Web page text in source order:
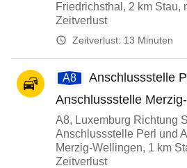
Friedrichsthal, 2 km Stau,
Zeitverlust
Zeitverlust: 13 Minuten
A8
Anschlussstelle
Anschlussstelle
A8, Luxemburg Richtung
Anschlussstelle Perl und
Merzig-Wellingen, 1 km
Zeitverlust